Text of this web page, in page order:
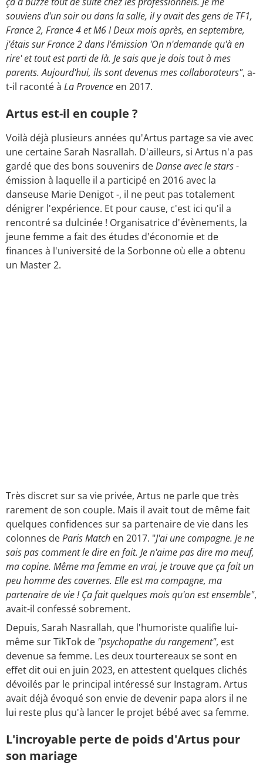
souviens d'un soir ou dans la salle, il y avait des gens de TF1,
France 2, France 4 et M6 ! Deux mois après, en septembre,
j'étais sur France 2 dans l'émission 'On n'demande qu'à en
rire' et tout est parti de là. Je sais que je dois tout à mes
parents. Aujourd'hui, ils sont devenus mes collaborateurs", a-
t-il raconté à La Provence en 2017.
Artus est-il en couple ?
Voilà déjà plusieurs années qu'Artus partage sa vie avec
une certaine Sarah Nasrallah. D'ailleurs, si Artus n'a pas
gardé que des bons souvenirs deDanse avec le stars-
émission à laquelle il a participé en 2016 avec la
danseuse Marie Denigot -, il ne peut pas totalement
dénigrer l'expérience. Et pour cause, c'est ici qu'il a
rencontré sa dulcinée ! Organisatrice d'évènements, la
jeune femme a fait des études d'économie et de
finances à l'université de la Sorbonne où elle a obtenu
un Master 2.
Très discret sur sa vie privée, Artus ne parle que très
rarement de son couple. Mais il avait tout de même fait
quelques confidences sur sa partenaire de vie dans les
colonnes deParis Match en 2017. "J'ai une compagne. Je ne
sais pas comment le dire en fait. Je n'aime pas dire ma meuf,
ma copine. Même ma femme en vrai, je trouve que ça fait un
peu homme des cavernes. Elle est ma compagne, ma
partenaire de vie ! Ça fait quelques mois qu'on est ensemble",
avait-il confessé sobrement.
Depuis, Sarah Nasrallah, que l'humoriste qualifie lui-
même sur TikTok de "psychopathe du rangement", est
devenue sa femme. Les deux tourtereaux se sont en
effet dit oui en juin 2023, en attestent quelques clichés
dévoilés par le principal intéressé sur Instagram. Artus
avait déjà évoqué son envie de devenir papa alors il ne
lui reste plus qu'à lancer le projet bébé avec sa femme.
L'incroyable perte de poids d'Artus pour
son mariage